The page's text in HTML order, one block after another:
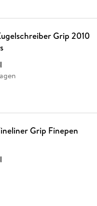
Grip 2010
Grip Finepen